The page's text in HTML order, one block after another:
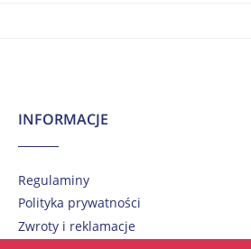
INFORMACJE
Regulaminy
Polityka prywatności
Zwroty i reklamacje